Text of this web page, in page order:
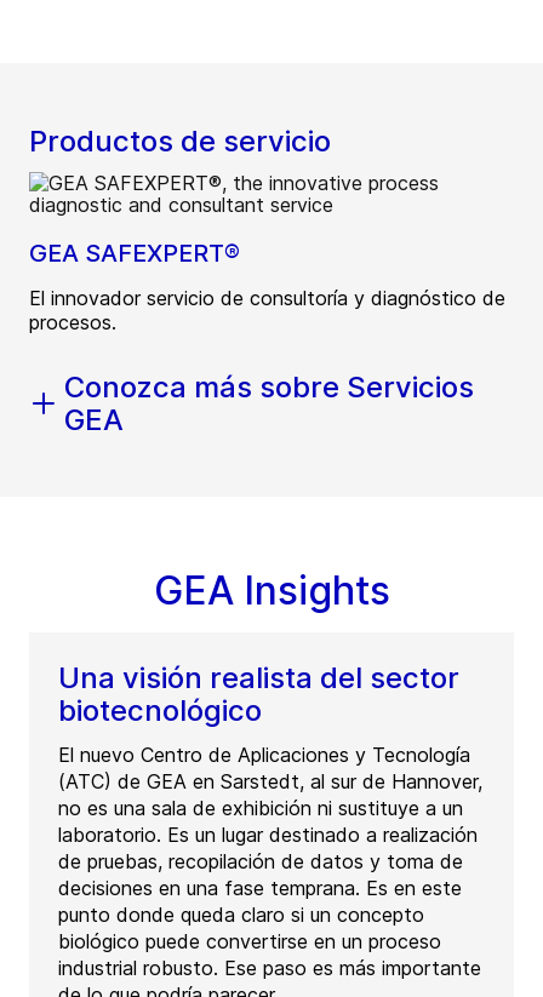
Productos de servicio
GEA SAFEXPERT®
El innovador servicio de consultoría y diagnóstico de
procesos.
Conozca más sobre Servicios
GEA
GEA Insights
Una visión realista del sector
biotecnológico
El nuevo Centro de Aplicaciones y Tecnología
(ATC) de GEA en Sarstedt, al sur de Hannover,
no es una sala de exhibición ni sustituye a un
laboratorio. Es un lugar destinado a realización
de pruebas, recopilación de datos y toma de
decisiones en una fase temprana. Es en este
punto donde queda claro si un concepto
biológico puede convertirse en un proceso
industrial robusto. Ese paso es más importante